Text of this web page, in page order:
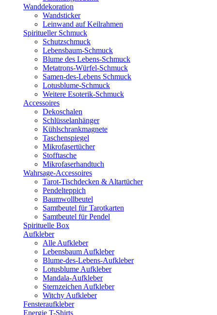
Wanddekoration
Wandsticker
Leinwand auf Keilrahmen
Spiritueller Schmuck
Schutzschmuck
Lebensbaum-Schmuck
Blume des Lebens-Schmuck
Metatrons-Würfel-Schmuck
Samen-des-Lebens Schmuck
Lotusblume-Schmuck
Weitere Esoterik-Schmuck
Accessoires
Dekoschalen
Schlüsselanhänger
Kühlschrankmagnete
Taschenspiegel
Mikrofasertücher
Stofftasche
Mikrofaserhandtuch
Wahrsage-Accessoires
Tarot-Tischdecken & Altartücher
Pendelteppich
Baumwollbeutel
Samtbeutel für Tarotkarten
Samtbeutel für Pendel
Spirituelle Box
Aufkleber
Alle Aufkleber
Lebensbaum Aufkleber
Blume-des-Lebens-Aufkleber
Lotusblume Aufkleber
Mandala-Aufkleber
Sternzeichen Aufkleber
Witchy Aufkleber
Fensteraufkleber
Energie T-Shirts